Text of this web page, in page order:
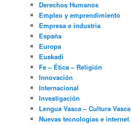
Derechos Humanos
Empleo y emprendimiento
Empresa e industria
España
Europa
Euskadi
Fe – Ética – Religión
Innovación
Internacional
Investigación
Lengua Vasca – Cultura Vasca
Nuevas tecnologías e internet